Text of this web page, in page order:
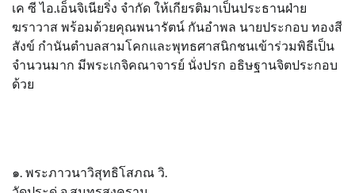
เค ซี ไอ.เอ็นจิเนียริ่ง จำกัด ให้เกียรติมาเป็นประธานฝ่าย
ฆราวาส พร้อมด้วยคุณพนารัตน์ กันอำพล นายประกอบ ทองสี
สังข์ กำนันตำบลสามโคกและพุทธศาสนิกชนเข้าร่วมพิธีเป็น
จำนวนมาก มีพระเกจิคณาจารย์ นั่งปรก อธิษฐานจิตประกอบ
ด้วย
๑. พระภาวนาวิสุทธิโสภณ วิ.